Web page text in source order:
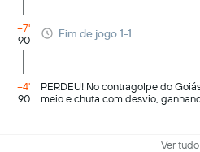
+7'
90
Fim de jogo 1-1
+4'
90
PERDEU! No contragolpe do
meio e chuta com desvio,
Ver tudo